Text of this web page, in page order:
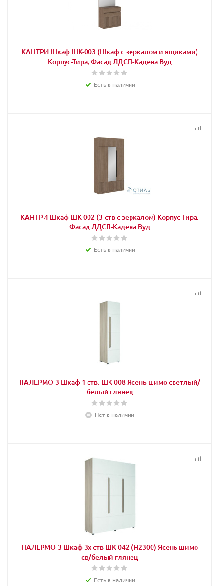
КАНТРИ Шкаф ШК-003 (Шкаф с зеркалом и ящиками)
Корпус-Тира, Фасад ЛДСП-Кадена Вуд
Есть в наличии
КАНТРИ Шкаф ШК-002 (3-ств с зеркалом) Корпус-Тира,
Фасад ЛДСП-Кадена Вуд
Есть в наличии
ПАЛЕРМО-3 Шкаф 1 ств. ШК 008 Ясень шимо светлый/
белый глянец
Нет в наличии
ПАЛЕРМО-3 Шкаф 3х ств ШК 042 (Н2300) Ясень шимо
св/белый глянец
Есть в наличии